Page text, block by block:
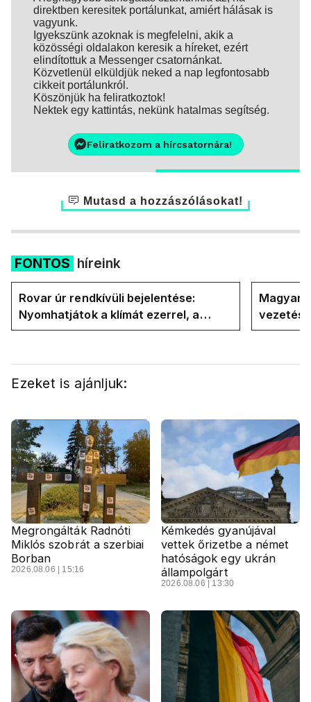
direktben keresitek portálunkat, amiért hálásak is
vagyunk.
Igyekszünk azoknak is megfelelni, akik a
közösségi oldalakon keresik a híreket, ezért
elindítottuk a Messenger csatornánkat.
Közvetlenül elküldjük neked a nap legfontosabb
cikkeit portálunkról.
Köszönjük ha feliratkoztok!
Nektek egy kattintás, nekünk hatalmas segítség.
Feliratkozom a hírcsatornára!
Mutasd a hozzászólásokat!
FONTOS híreink
Rovar úr rendkívüli bejelentése:
Nyomhatjátok a klímát ezerrel, a
hűtőket letekerhetitek, vége az
Magyar
Ezeket is ajánljuk:
Megrongálták Radnóti
Miklós szobrát a szerbiai
Borban
2026.08.06 | 15:16
Kémkedés gyanújával
vettek őrizetbe a német
hatóságok egy ukrán
állampolgárt
2026.08.06 | 13:30